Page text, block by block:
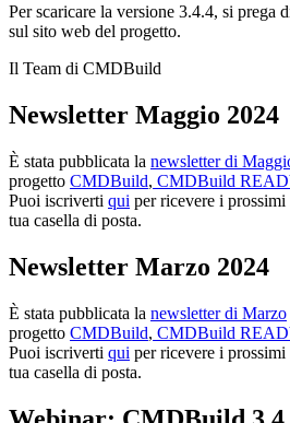
Per scaricare la versione 3.4.4, si prega
sul sito web del progetto.
Il Team di CMDBuild
Newsletter Maggio 2024
È stata pubblicata la newsletter di
progetto CMDBuild, CMDBuild
Puoi iscriverti qui per ricevere i
tua casella di posta.
Newsletter Marzo 2024
È stata pubblicata la newsletter di Marzo
progetto CMDBuild, CMDBuild
Puoi iscriverti qui per ricevere i
tua casella di posta.